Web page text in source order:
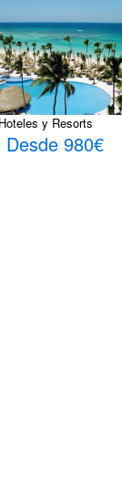
y Resorts
Desde 980€